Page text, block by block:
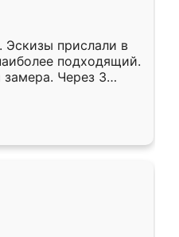
Эскизы прислали в
подходящий.
замера. Через 3
готова. Остались
Ренессанс
работу!